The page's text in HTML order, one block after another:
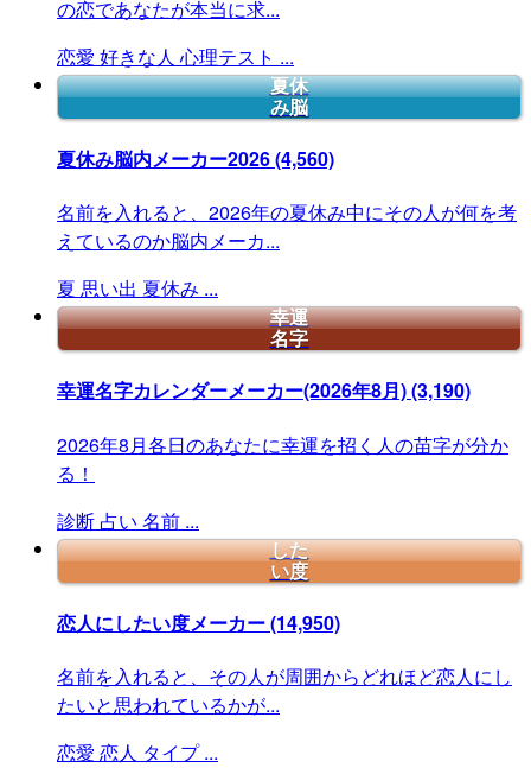
の恋であなたが本当に求...
恋愛 好きな人 心理テスト ...
夏休
み脳
夏休み脳内メーカー2026(4,560)
名前を入れると、2026年の夏休み中にその人が何を考
えているのか脳内メーカ...
夏 思い出 夏休み ...
幸運
名字
幸運名字カレンダーメーカー(2026年8月)(3,190)
2026年8月各日のあなたに幸運を招く人の苗字が分か
る！
診断 占い 名前 ...
した
い度
恋人にしたい度メーカー(14,950)
名前を入れると、その人が周囲からどれほど恋人にし
たいと思われているかが...
恋愛 恋人 タイプ ...